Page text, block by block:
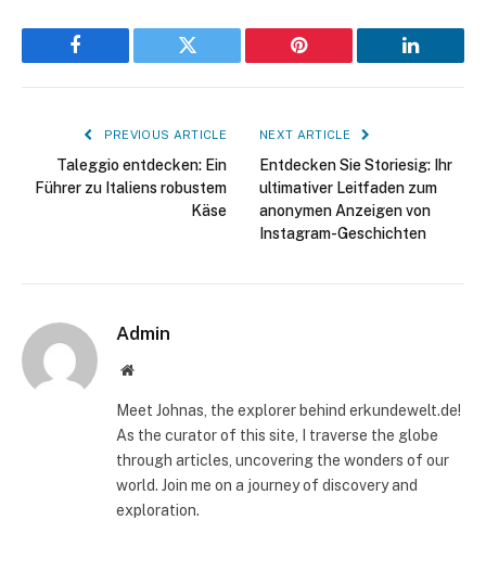
Facebook Twitter Pinterest LinkedIn
PREVIOUS ARTICLE
Taleggio entdecken: Ein
Führer zu Italiens robustem
Käse
NEXT ARTICLE
Entdecken Sie Storiesig: Ihr
ultimativer Leitfaden zum
anonymen Anzeigen von
Instagram-Geschichten
Admin
Website
Meet Johnas, the explorer behind erkundewelt.de!
As the curator of this site, I traverse the globe
through articles, uncovering the wonders of our
world. Join me on a journey of discovery and
exploration.